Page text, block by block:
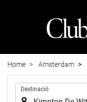
Home Amsterdam
Destinació